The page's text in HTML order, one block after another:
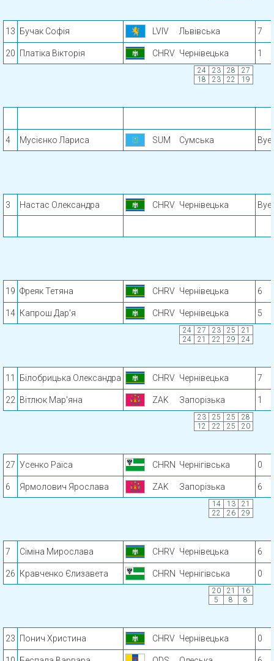
13 Бучак Софія LVIV Львівська 7
20 Платіка Вікторія CHRV Чернівецька 1
24 23 28
27
18
23 22 19
4 Мусієнко Лариса SUM Сумська Bye
3 Настас Олександра CHRV Чернівецька Bye
19 Фреяк Тетяна CHRV Чернівецька 6
14 Капрош Дар'я CHRV Чернівецька 5
24 27 23 25
21
24
21 22 29 24
11 Білобрицька Олександра CHRV Чернівецька 7
22 Вітлюк Мар'яна ZAK Запорізька 1
23 25 25
28
12
22 25 20
27 Усенко Раїса CHRN Чернігівська 0
6 Ярмолович Ярослава ZAK Запорізька 6
14 13
21
22
26 29
7 Сіміна Мирослава CHRV Чернівецька 6
26 Кравченко Єлизавета CHRN Чернігівська 0
20 21
16
5
8 8
23 Понич Христина CHRV Чернівецька 0